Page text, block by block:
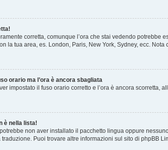
corretta, comunque l’ora che stai vedendo
la tua area, es. London, Paris, New York, Sydney, ecc.
orario ma l’ora è ancora sbagliata
impostato il fuso orario corretto e l’ora è ancora scorretta,
è nella lista!
potrebbe non aver installato il pacchetto lingua oppure
traduzione. Puoi trovare altre informazioni sul sito di phpBB